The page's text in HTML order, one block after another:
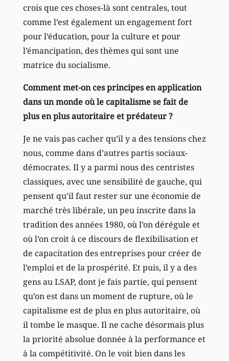
crois que ces choses-là sont centrales, tout
comme l’est également un engagement fort
pour l’éducation, pour la culture et pour
l’émancipation, des thèmes qui sont une
matrice du socialisme.
Comment met-on ces principes en application
dans un monde où le capitalisme se fait de
plus en plus autoritaire et prédateur ?
Je ne vais pas cacher qu’il y a des tensions chez
nous, comme dans d’autres partis sociaux-
démocrates. Il y a parmi nous des centristes
classiques, avec une sensibilité de gauche, qui
pensent qu’il faut rester sur une économie de
marché très libérale, un peu inscrite dans la
tradition des années 1980, où l’on dérégule et
où l’on croit à ce discours de flexibilisation et
de capacitation des entreprises pour créer de
l’emploi et de la prospérité. Et puis, il y a des
gens au LSAP, dont je fais partie, qui pensent
qu’on est dans un moment de rupture, où le
capitalisme est de plus en plus autoritaire, où
il tombe le masque. Il ne cache désormais plus
la priorité absolue donnée à la performance et
à la compétitivité. On le voit bien dans les